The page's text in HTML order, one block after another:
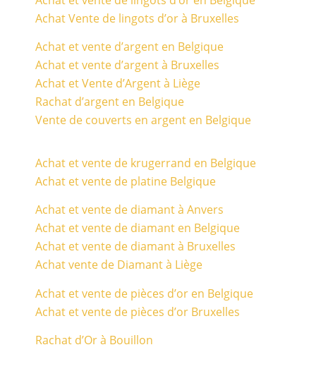
Achat Vente de lingots d’or à Bruxelles
Achat et vente d’argent en Belgique
Achat et vente d’argent à Bruxelles
Achat et Vente d’Argent à Liège
Rachat d’argent en Belgique
Vente de couverts en argent en Belgique
Achat et vente de krugerrand en Belgique
Achat et vente de platine Belgique
Achat et vente de diamant à Anvers
Achat et vente de diamant en Belgique
Achat et vente de diamant à Bruxelles
Achat vente de Diamant à Liège
Achat et vente de pièces d’or en Belgique
Achat et vente de pièces d’or Bruxelles
Rachat d’Or à Bouillon